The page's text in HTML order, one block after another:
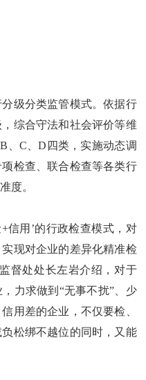
级分类监管模式。依据行
综合守法和社会评价等维
、C、D四类，实施动态调
检查、联合检查等各类行
度。
信用’的行政检查模式，对
现对企业的差异化精准检
督处处长左岩介绍，对于
力求做到“无事不扰”、少
用差的企业，不仅要检、
松绑不越位的同时，又能